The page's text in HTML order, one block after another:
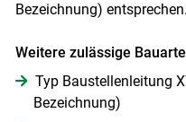
Bezeichnung) entsprechen.
Weitere zulässige
Typ Baustellenleitung
Bezeichnung)